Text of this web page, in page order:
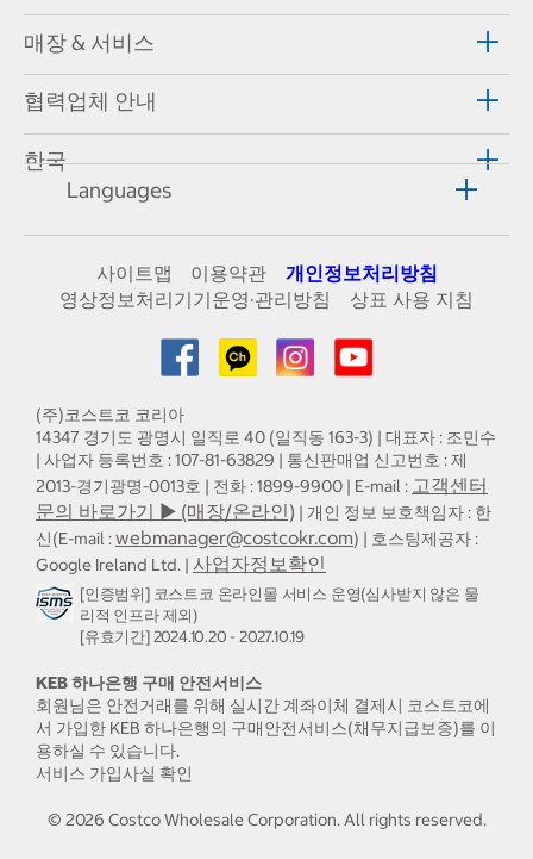
매장 & 서비스
협력업체 안내
한국
Languages
사이트맵 이용약관
개인정보처리방침
영상정보처리기기운영·관리방침
상표 사용 지침
(주)코스트코 코리아
14347 경기도 광명시 일직로 40 (일직동 163-3) | 대표자 : 조민수
| 사업자 등록번호 : 107-81-63829 | 통신판매업 신고번호 : 제
2013-경기광명-0013호 | 전화 : 1899-9900 | E-mail : 고객센터
문의 바로가기 ▶ (매장/온라인) | 개인 정보 보호책임자 : 한
신(E-mail :webmanager@costcokr.com) | 호스팅제공자 :
Google Ireland Ltd. | 사업자정보확인
[인증범위] 코스트코 온라인몰 서비스 운영(심사받지 않은 물
리적 인프라 제외)
[유효기간] 2024.10.20 - 2027.10.19
KEB 하나은행 구매 안전서비스
회원님은 안전거래를 위해 실시간 계좌이체 결제시 코스트코에
서 가입한 KEB 하나은행의 구매안전서비스(채무지급보증)를 이
용하실 수 있습니다.
서비스 가입사실 확인
© 2026 Costco Wholesale Corporation.All rights reserved.